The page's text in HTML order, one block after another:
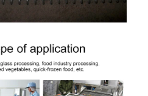
أخبار
جميع القضايا